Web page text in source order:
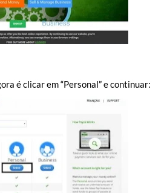
é clicar em “Personal” e continuar: